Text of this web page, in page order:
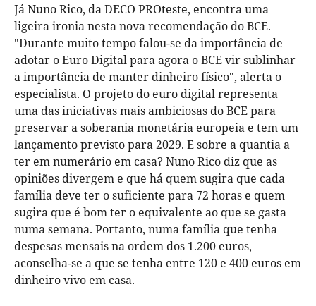
Já Nuno Rico, da DECO PROteste, encontra uma
ligeira ironia nesta nova recomendação do BCE.
"Durante muito tempo falou-se da importância de
adotar o Euro Digital para agora o BCE vir sublinhar
a importância de manter dinheiro físico", alerta o
especialista. O projeto do euro digital representa
uma das iniciativas mais ambiciosas do BCE para
preservar a soberania monetária europeia e tem um
lançamento previsto para 2029. E sobre a quantia a
ter em numerário em casa? Nuno Rico diz que as
opiniões divergem e que há quem sugira que cada
família deve ter o suficiente para 72 horas e quem
sugira que é bom ter o equivalente ao que se gasta
numa semana. Portanto, numa família que tenha
despesas mensais na ordem dos 1.200 euros,
aconselha-se a que se tenha entre 120 e 400 euros em
dinheiro vivo em casa.